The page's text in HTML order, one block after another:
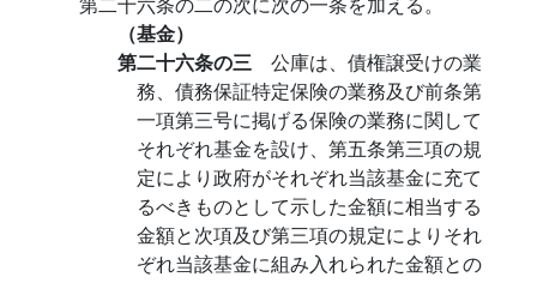
（基金）
第二十六条の三 公庫は、債権譲受けの業
務、債務保証特定保険の業務及び前条第
一項第三号に掲げる保険の業務に関して
それぞれ基金を設け、第五条第三項の規
定により政府がそれぞれ当該基金に充て
るべきものとして示した金額に相当する
金額と次項及び第三項の規定によりそれ
ぞれ当該基金に組み入れられた金額との